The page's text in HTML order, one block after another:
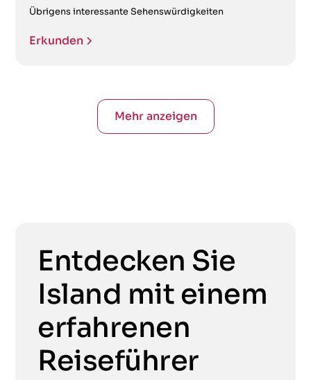
Übrigens interessante Sehenswürdigkeiten
Erkunden
Mehr anzeigen
Entdecken Sie
Island mit einem
erfahrenen
Reiseführer